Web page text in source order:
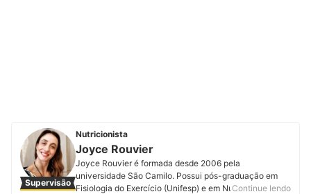
Supervisão
Nutricionista
Joyce Rouvier
Joyce Rouvier é formada desde 2006 pela
universidade São Camilo. Possui pós-graduação em
Fisiologia do Exercício (Unifesp) e em Nutrição Clínica
Continue lendo